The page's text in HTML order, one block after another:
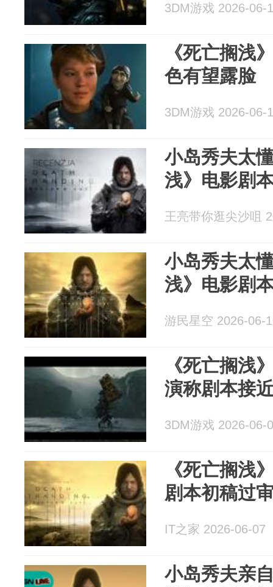
3DM游戏 2026-06-
《死亡搁浅
色有望露脸
3DM游戏 2026-06-
小岛秀夫太
浅》电影剧
王亮带你逛尖沙咀
小岛秀夫太
浅》电影剧
游民星空 2026-06-
《死亡搁浅
演称剧本接
3DM游戏 2026-06-
《死亡搁浅
剧本初稿过
IT之家 2026-06-07
小岛秀夫亲